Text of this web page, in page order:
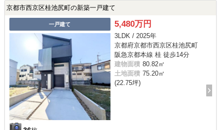
京都市西京区桂池尻町の新築一戸建て
一戸建て 5,480万円
3LDK / 2025年
京都府京都市西京区桂池尻町
阪急京都本線 桂 徒歩14分
建物面積 80.82㎡
土地面積 75.20㎡
(22.75坪)